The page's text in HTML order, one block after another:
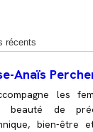
récents
Anaïs
les
beauté de
bien-être